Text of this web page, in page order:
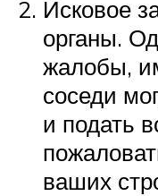
Исковое
органы.
жалобы,
соседи
и подать
ваших